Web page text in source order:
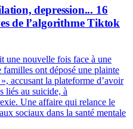
depression... 16
de l’algorithme Tiktok
une nouvelle fois face à une
ont déposé une plainte
accusant la plateforme d’avoir
liés au suicide, à
Une affaire qui relance le
sociaux dans la santé mentale